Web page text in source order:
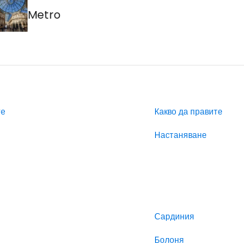
Metro
Какво да правите
Настаняване
Сардиния
Болоня